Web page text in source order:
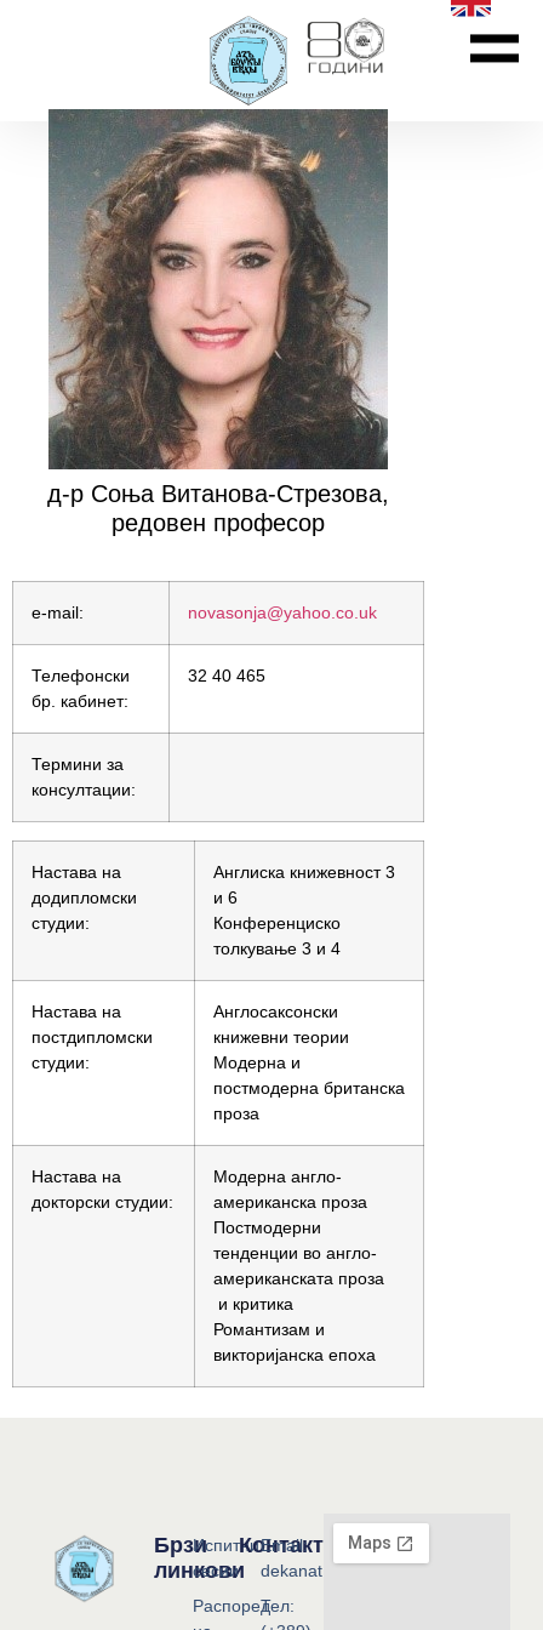
д-р Соња Витанова-Стрезова,
редовен професор
e-mail: novasonja@yahoo.co.uk
Телефонски
бр. кабинет:
32 40 465
Термини за
консултации:
Настава на
додипломски
студии:
Англиска книжевност 3
и 6
Конференциско
толкување 3 и 4
Настава на
постдипломски
студии:
Англосаксонски
книжевни теории
Модерна и
постмодерна британска
проза
Настава на
докторски студии:
Модерна англо-
американска проза
Постмодерни
тенденции во англо-
американската проза
и критика
Романтизам и
викторијанска епоха
Брзи
линкови
Испитни
сесии
Распоред
Контакт
Email:
dekanat@flf.ukim.edu.mk
Тел: